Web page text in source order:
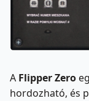
A Flipper Zero
hordozható, és